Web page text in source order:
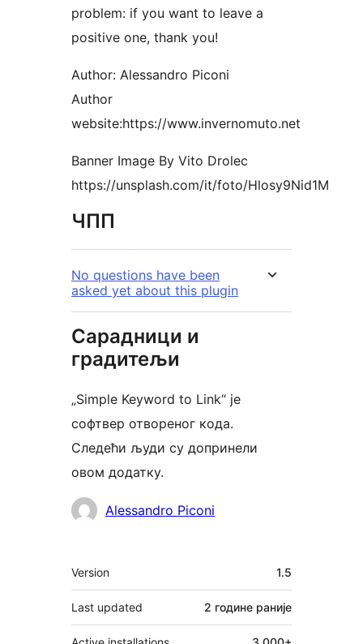
problem: if you want to leave a
positive one, thank you!
Author: Alessandro Piconi
Author
website:https://www.invernomuto.net
Banner Image By Vito Drolec
https://unsplash.com/it/foto/Hlosy9Nid1M
ЧПП
No questions have been
asked yet about this plugin
Сарадници и
градитељи
„Simple Keyword to Link“ је
софтвер отвореног кода.
Следећи људи су допринели
овом додатку.
СараднициAlessandro Piconi
Мета
Version 1.5
Last updated 2 године раније